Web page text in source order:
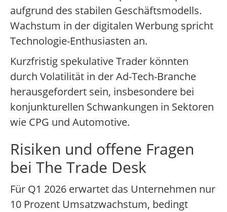
aufgrund des stabilen Geschäftsmodells.
Wachstum in der digitalen Werbung spricht
Technologie-Enthusiasten an.
Kurzfristig spekulative Trader könnten
durch Volatilität in der Ad-Tech-Branche
herausgefordert sein, insbesondere bei
konjunkturellen Schwankungen in Sektoren
wie CPG und Automotive.
Risiken und offene Fragen
bei The Trade Desk
Für Q1 2026 erwartet das Unternehmen nur
10 Prozent Umsatzwachstum, bedingt